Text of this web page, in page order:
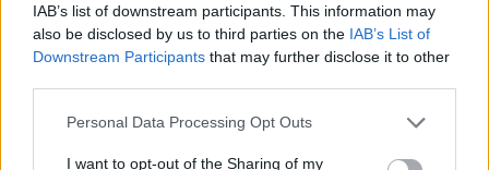
IAB’s list of downstream participants. This information may
also be disclosed by us to third parties on the IAB’s List of
Downstream Participants that may further disclose it to other
Personal Data Processing Opt Outs
I want to opt-out of the Sharing of my